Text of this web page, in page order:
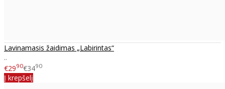
Lavinamasis žaidimas „Labirintas“
..
€2990€3490
Į krepšelį